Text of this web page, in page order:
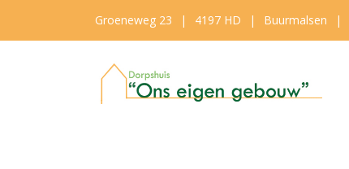
Groeneweg 23 | 4197 HD | Buurmalsen |